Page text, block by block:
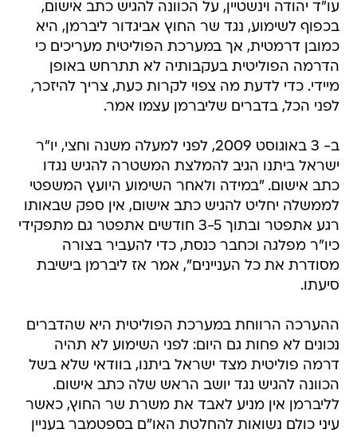
עו"ד יהודה וינשטיין, על הכוונה להגיש כתב אישום,
בכפוף לשימוע, נגד שר החוץ אביגדור ליברמן, היא
כמובן דרמטית, אך במערכת הפוליטית מעריכים כי
הדרמה הפוליטית בעקבותיה לא תתרחש באופן
מיידי. כדי לדעת מה צפוי לקרות כעת, צריך להיזכר,
לפני הכל, בדברים שליברמן עצמו אמר.
ב- 3 באוגוסט 2009, לפני למעלה משנה וחצי, יו"ר
ישראל ביתנו הגיב להמלצת המשטרה להגיש נגדו
כתב אישום. "במידה ולאחר השימוע היועץ המשפטי
לממשלה יחליט להגיש כתב אישום, אין ספק שבאותו
רגע אתפטר ובתוך 3-5 חודשים אתפטר גם מתפקידי
כיו"ר מפלגה וכחבר כנסת, כדי להעביר בצורה
מסודרת את כל העניינים", אמר אז ליברמן בישיבת
סיעתו.
ההערכה הרווחת במערכת הפוליטית היא שהדברים
נכונים לא פחות גם היום: לפני השימוע לא תהיה
דרמה פוליטית מצד ישראל ביתנו, בוודאי שלא בשל
הכוונה להגיש נגד יושב הראש שלה כתב אישום.
לליברמן אין מניע לאבד את משרת שר החוץ, כאשר
עיני כולם נשואות להחלטת האו"ם בספטמבר בעניין